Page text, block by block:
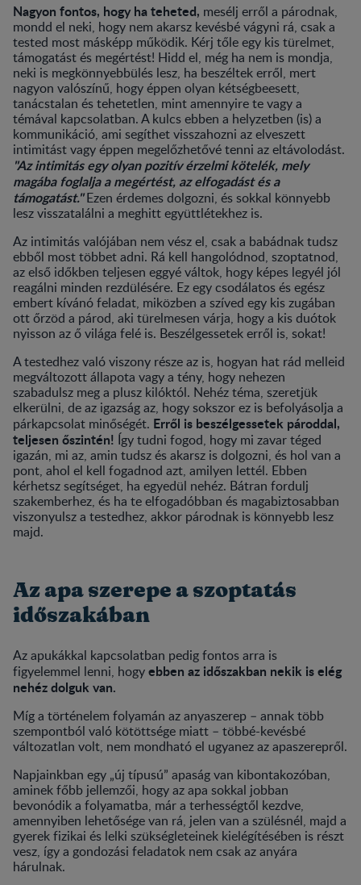
Nagyon fontos, hogy ha teheted, mesélj erről a párodnak,
mondd el neki, hogy nem akarsz kevésbé vágyni rá, csak a
tested most másképp működik. Kérj tőle egy kis türelmet,
támogatást és megértést! Hidd el, még ha nem is mondja,
neki is megkönnyebbülés lesz, ha beszéltek erről, mert
nagyon valószínű, hogy éppen olyan kétségbeesett,
tanácstalan és tehetetlen, mint amennyire te vagy a
témával kapcsolatban. A kulcs ebben a helyzetben (is) a
kommunikáció, ami segíthet visszahozni az elveszett
intimitást vagy éppen megelőzhetővé tenni az eltávolodást.
"Az intimitás egy olyan pozitív érzelmi kötelék, mely
magába foglalja a megértést, az elfogadást és a
támogatást." Ezen érdemes dolgozni, és sokkal könnyebb
lesz visszatalálni a meghitt együttlétekhez is.
Az intimitás valójában nem vész el, csak a babádnak tudsz
ebből most többet adni. Rá kell hangolódnod, szoptatnod,
az első időkben teljesen eggyé váltok, hogy képes legyél jól
reagálni minden rezdülésére. Ez egy csodálatos és egész
embert kívánó feladat, miközben a szíved egy kis zugában
ott őrzöd a párod, aki türelmesen várja, hogy a kis duótok
nyisson az ő világa felé is. Beszélgessetek erről is, sokat!
A testedhez való viszony része az is, hogyan hat rád melleid
megváltozott állapota vagy a tény, hogy nehezen
szabadulsz meg a plusz kilóktól. Nehéz téma, szeretjük
elkerülni, de az igazság az, hogy sokszor ez is befolyásolja a
párkapcsolat minőségét. Erről is beszélgessetek pároddal,
teljesen őszintén! Így tudni fogod, hogy mi zavar téged
igazán, mi az, amin tudsz és akarsz is dolgozni, és hol van a
pont, ahol el kell fogadnod azt, amilyen lettél. Ebben
kérhetsz segítséget, ha egyedül nehéz. Bátran fordulj
szakemberhez, és ha te elfogadóbban és magabiztosabban
viszonyulsz a testedhez, akkor párodnak is könnyebb lesz
majd.
Az apa szerepe a szoptatás
időszakában
Az apukákkal kapcsolatban pedig fontos arra is
figyelemmel lenni, hogyebben az időszakban nekik is elég
nehéz dolguk van.
Míg a történelem folyamán az anyaszerep – annak több
szempontból való kötöttsége miatt – többé-kevésbé
változatlan volt, nem mondható el ugyanez az apaszerepről.
Napjainkban egy „új típusú” apaság van kibontakozóban,
aminek főbb jellemzői, hogy az apa sokkal jobban
bevonódik a folyamatba, már a terhességtől kezdve,
amennyiben lehetősége van rá, jelen van a szülésnél, majd a
gyerek fizikai és lelki szükségleteinek kielégítésében is részt
vesz, így a gondozási feladatok nem csak az anyára
hárulnak.